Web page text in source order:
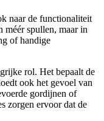
naar de functionaliteit
méér spullen, maar in
of handige
rol. Het bepaalt de
ook het gevoel van
gordijnen of
zorgen ervoor dat de